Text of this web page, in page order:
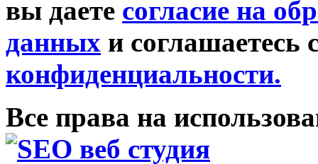
вы даете согласие на
данных и соглашаетесь
конфиденциальности.
Все права на